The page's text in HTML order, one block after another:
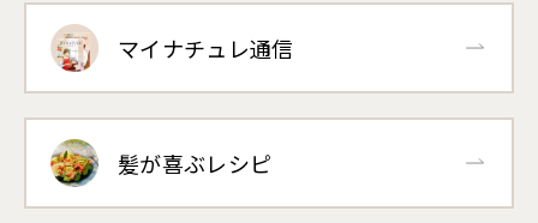
マイナチュレ通信
髪が喜ぶレシピ